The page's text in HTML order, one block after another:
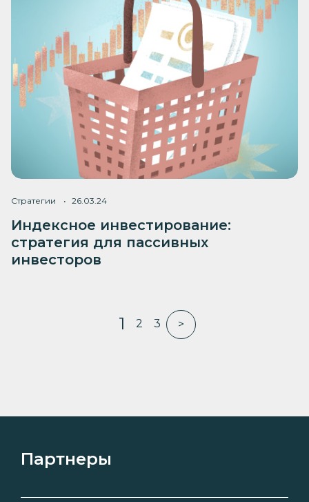
Стратегии 26.03.24
Индексное инвестирование:
стратегия для пассивных
инвесторов
1 2 3 >
Партнеры